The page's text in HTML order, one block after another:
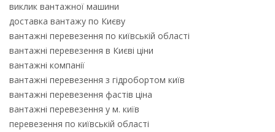
виклик вантажної машини
доставка вантажу по Києву
вантажні перевезення по київській області
вантажні перевезення в Києві ціни
вантажні компанії
вантажні перевезення з гідробортом київ
вантажні перевезення фастів ціна
вантажні перевезення у м. київ
перевезення по київській області